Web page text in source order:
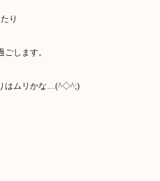
り
します。
はムリかな…(^◇^;)